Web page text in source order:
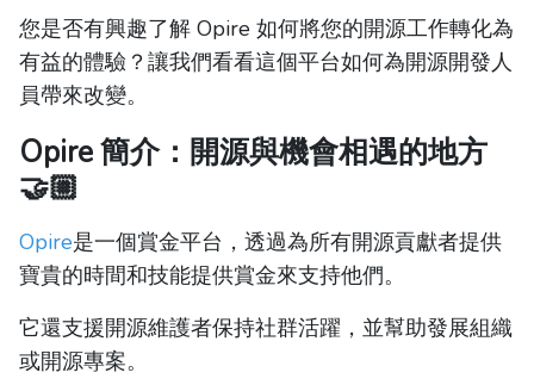
您是否有興趣了解 Opire 如何將您的開源工作轉化為
有益的體驗？讓我們看看這個平台如何為開源開發人
員帶來改變。
Opire 簡介：開源與機會相遇的地方
🤝🏼
Opire是一個賞金平台，透過為所有開源貢獻者提供
寶貴的時間和技能提供賞金來支持他們。
它還支援開源維護者保持社群活躍，並幫助發展組織
或開源專案。